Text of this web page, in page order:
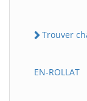
Trouver
EN-ROLLAT